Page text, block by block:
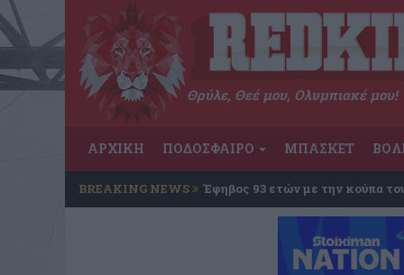
Θρύλε, Θεέ μου, Ολυμπιακέ μου!
ΑΡΧΙΚΗ ΠΟΔΟΣΦΑΙΡΟ ΜΠΑΣΚΕΤ
BREAKING NEWS Έφηβος 93 ετών με την κούπα